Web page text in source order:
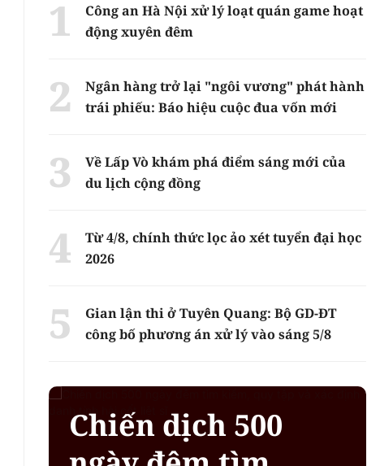
Công an Hà Nội xử lý loạt quán game hoạt
động xuyên đêm
Ngân hàng trở lại "ngôi vương" phát hành
trái phiếu: Báo hiệu cuộc đua vốn mới
Về Lấp Vò khám phá điểm sáng mới của
du lịch cộng đồng
Từ 4/8, chính thức lọc ảo xét tuyển đại học
2026
Gian lận thi ở Tuyên Quang: Bộ GD-ĐT
công bố phương án xử lý vào sáng 5/8
Chiến dịch 500